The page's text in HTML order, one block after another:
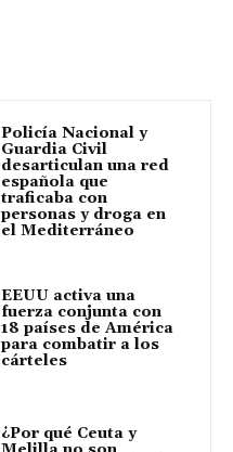
Policía Nacional y
Guardia Civil
desarticulan una red
española que
traficaba con
personas y droga en
el Mediterráneo
EEUU activa una
fuerza conjunta con
18 países de América
para combatir a los
cárteles
¿Por qué Ceuta y